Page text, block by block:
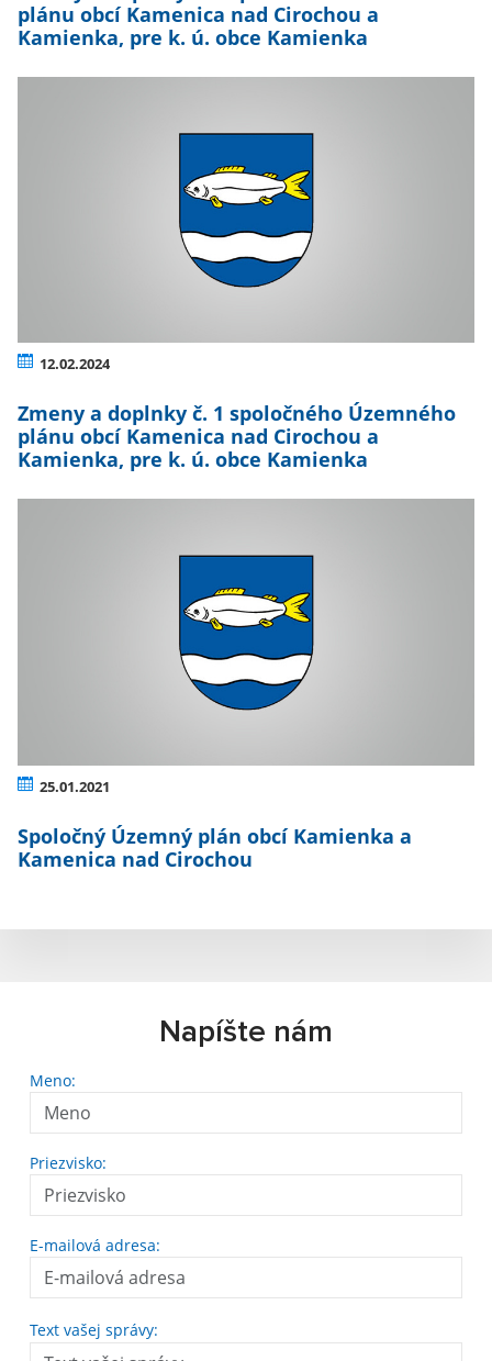
plánu obcí Kamenica nad Cirochou a
Kamienka, pre k. ú. obce Kamienka
12.02.2024
Zmeny a doplnky č. 1 spoločného Územného
plánu obcí Kamenica nad Cirochou a
Kamienka, pre k. ú. obce Kamienka
25.01.2021
Spoločný Územný plán obcí Kamienka a
Kamenica nad Cirochou
Napíšte nám
Meno:
Priezvisko:
E-mailová adresa:
Text vašej správy: